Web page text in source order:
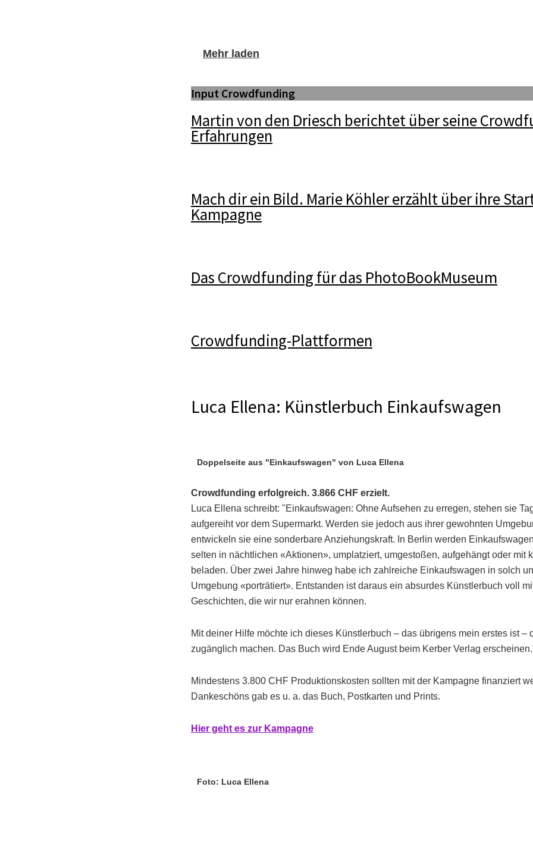
Mehr laden
Input Crowdfunding
Martin von den Driesch berichtet über seine
Erfahrungen
Mach dir ein Bild. Marie Köhler erzählt über ihre
Kampagne
Das Crowdfunding für das PhotoBookMuseum
Crowdfunding-Plattformen
Luca Ellena: Künstlerbuch Einkaufswagen
Doppelseite aus "Einkaufswagen" von Luca Ellena
Crowdfunding erfolgreich. 3.866 CHF erzielt.
Luca Ellena schreibt: "Einkaufswagen: Ohne Aufsehen zu erregen, stehen sie
aufgereiht vor dem Supermarkt. Werden sie jedoch aus ihrer gewohnten
entwickeln sie eine sonderbare Anziehungskraft. In Berlin werden
selten in nächtlichen «Aktionen», umplatziert, umgestoßen, aufgehängt oder mit
beladen. Über zwei Jahre hinweg habe ich zahlreiche Einkaufswagen in solch
Umgebung «porträtiert». Entstanden ist daraus ein absurdes Künstlerbuch voll
Geschichten, die wir nur erahnen können.
Mit deiner Hilfe möchte ich dieses Künstlerbuch – das übrigens mein erstes ist –
zugänglich machen. Das Buch wird Ende August beim Kerber Verlag
Mindestens 3.800 CHF Produktionskosten sollten mit der Kampagne finanziert
Dankeschöns gab es u. a. das Buch, Postkarten und Prints.
Hier geht es zur Kampagne
Foto: Luca Ellena